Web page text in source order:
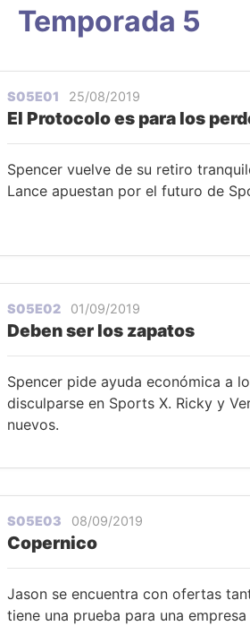
Temporada 5
S05E01 25/08/2019
El Protocolo es para los
Spencer vuelve de su retiro
Lance apuestan por el futuro de
S05E02 01/09/2019
Deben ser los zapatos
Spencer pide ayuda económica a
disculparse en Sports X. Ricky y
nuevos.
S05E03 08/09/2019
Copernico
Jason se encuentra con ofertas
tiene una prueba para una